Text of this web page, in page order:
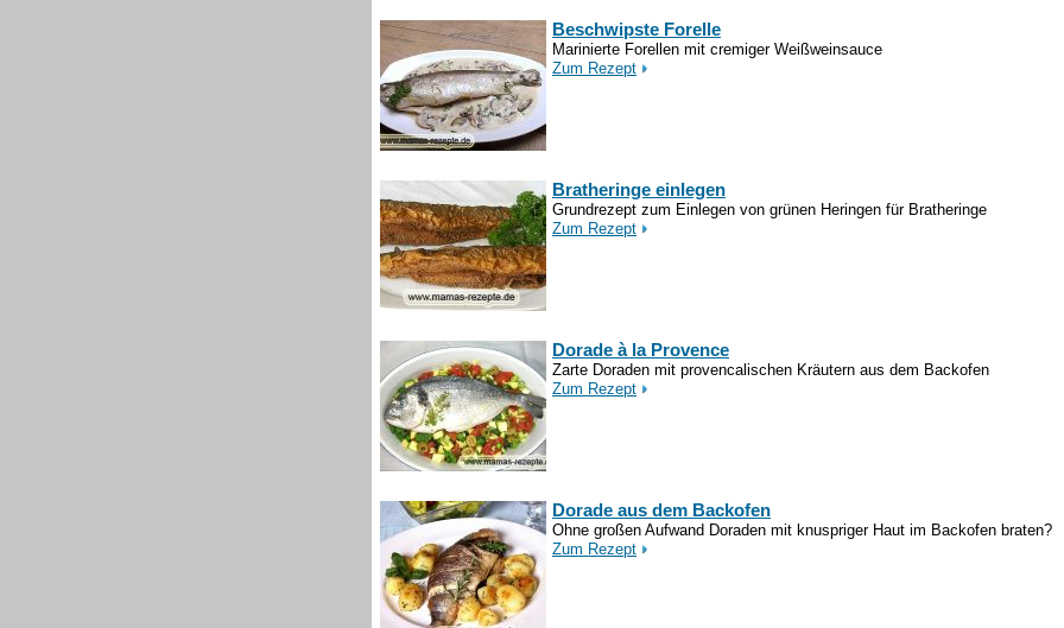
Beschwipste Forelle
Marinierte Forellen mit cremiger Weißweinsauce
Zum Rezept
Bratheringe einlegen
Grundrezept zum Einlegen von grünen Heringen für Bratheringe
Zum Rezept
Dorade à la Provence
Zarte Doraden mit provencalischen Kräutern aus dem Backofen
Zum Rezept
Dorade aus dem Backofen
Ohne großen Aufwand Doraden mit knuspriger Haut im Backofen braten?
Zum Rezept